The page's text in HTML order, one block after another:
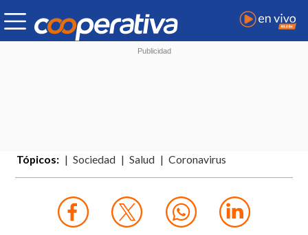
Tópicos: Sociedad Salud Coronavirus